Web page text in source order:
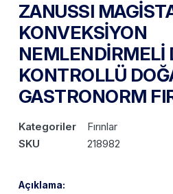
ZANUSSI
KONVEKSİYON
NEMLENDİRMELİ
KONTROLLÜ
GASTRONORM
Kategoriler
Fırınlar
SKU
218982
Açıklama: